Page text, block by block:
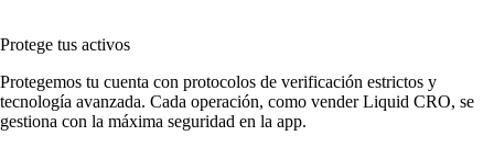
Protege tus activos
Protegemos tu cuenta con protocolos de verificación estrictos y
tecnología avanzada. Cada operación, como vender Liquid CRO, se
gestiona con la máxima seguridad en la app.